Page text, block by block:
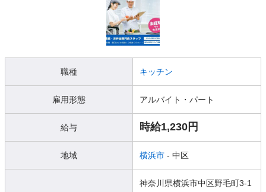
職種 キッチン
雇用形態 アルバイト・パート
給与 時給1,230円
地域 横浜市 - 中区
神奈川県横浜市中区野毛町3-1